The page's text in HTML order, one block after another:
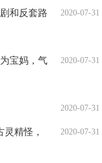
2020-07-31
和反套路
2020-07-31
宝妈，气
2020-07-31
2020-07-31
精怪，